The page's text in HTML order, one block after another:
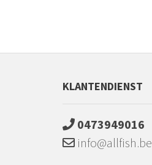
KLANTENDIENST
0473949016
info@allfish.be